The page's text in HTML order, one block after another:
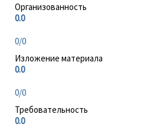
Организованность
0.0
0/0
Изложение материала
0.0
0/0
Требовательность
0.0